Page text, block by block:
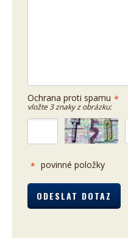
Ochrana proti spamu *
vložte 3 znaky z obrázku:
* povinné položky